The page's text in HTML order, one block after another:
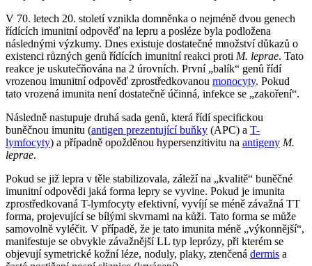
V 70. letech 20. století vznikla domněnka o nejméně dvou genech
řídících imunitní odpověď na lepru a posléze byla podložena
následnými výzkumy. Dnes existuje dostatečné množství důkazů o
existenci různých genů řídících imunitní reakci proti M. leprae. Tato
reakce je uskutečňována na 2 úrovních. První „balík“ genů řídí
vrozenou imunitní odpověď zprostředkovanou monocyty. Pokud
tato vrozená imunita není dostatečně účinná, infekce se „zakoření“.
Následně nastupuje druhá sada genů, která řídí specifickou
buněčnou imunitu (antigen prezentující buňky (APC) a T-
lymfocyty) a případně opožděnou hypersenzitivitu na antigeny M.
leprae.
Pokud se již lepra v těle stabilizovala, záleží na „kvalitě“ buněčné
imunitní odpovědi jaká forma lepry se vyvine. Pokud je imunita
zprostředkovaná T-lymfocyty efektivní, vyvíjí se méně závažná TT
forma, projevující se bílými skvrnami na kůži. Tato forma se může
samovolně vyléčit. V případě, že je tato imunita méně „výkonnější“,
manifestuje se obvykle závažnější LL typ leprózy, při kterém se
objevují symetrické kožní léze, noduly, plaky, ztenčená dermis a